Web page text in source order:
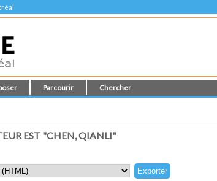
Parcourir Chercher
EST "CHEN, QIANLI"